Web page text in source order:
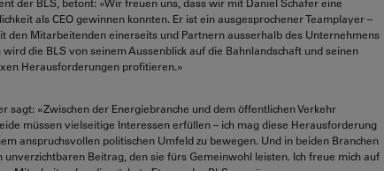
als CEO gewinnen konnten. Er ist ein ausgesprochener Teamplayer –
den Mitarbeitenden einerseits und Partnern ausserhalb des Unternehmens
die BLS von seinem Aussenblick auf die Bahnlandschaft und seinen
Herausforderungen profitieren.»
sagt: «Zwischen der Energiebranche und dem öffentlichen Verkehr
müssen vielseitige Interessen erfüllen – ich mag diese Herausforderung
anspruchsvollen politischen Umfeld zu bewegen. Und in beiden Branchen
Beitrag, den sie fürs Gemeinwohl leisten. Ich freue mich auf